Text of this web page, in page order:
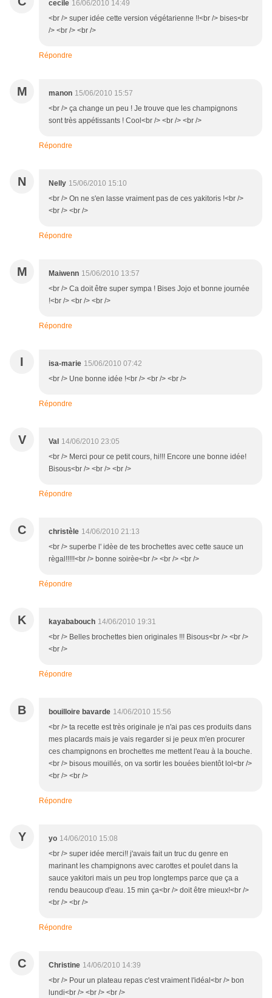
cecile 16/06/2010 14:49
<br /> super idée cette version végétarienne !!<br /> bises<br
/> <br /> <br />
Répondre
M manon 15/06/2010 15:57
<br /> ça change un peu ! Je trouve que les champignons
sont très appétissants ! Cool<br /> <br /> <br />
Répondre
N Nelly 15/06/2010 15:10
<br /> On ne s'en lasse vraiment pas de ces yakitoris !<br />
<br /> <br />
Répondre
M Maiwenn 15/06/2010 13:57
<br /> Ca doit être super sympa ! Bises Jojo et bonne journée
!<br /> <br /> <br />
Répondre
I isa-marie 15/06/2010 07:42
<br /> Une bonne idée !<br /> <br /> <br />
Répondre
V Val 14/06/2010 23:05
<br /> Merci pour ce petit cours, hi!!! Encore une bonne idée!
Bisous<br /> <br /> <br />
Répondre
C christèle 14/06/2010 21:13
<br /> superbe l' idèe de tes brochettes avec cette sauce un
règal!!!!!<br /> bonne soirèe<br /> <br /> <br />
Répondre
K kayababouch 14/06/2010 19:31
<br /> Belles brochettes bien originales !!! Bisous<br /> <br />
<br />
Répondre
B bouilloire bavarde 14/06/2010 15:56
<br /> ta recette est très originale je n'ai pas ces produits dans
mes placards mais je vais regarder si je peux m'en procurer
ces champignons en brochettes me mettent l'eau à la bouche.
<br /> bisous mouillés, on va sortir les bouées bientôt lol<br />
<br /> <br />
Répondre
Y yo 14/06/2010 15:08
<br /> super idée merci!! j'avais fait un truc du genre en
marinant les champignons avec carottes et poulet dans la
sauce yakitori mais un peu trop longtemps parce que ça a
rendu beaucoup d'eau. 15 min ça<br /> doit être mieux!<br />
<br /> <br />
Répondre
C Christine 14/06/2010 14:39
<br /> Pour un plateau repas c'est vraiment l'idéal<br /> bon
lundi<br /> <br /> <br />